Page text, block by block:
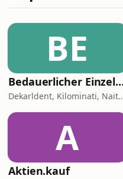
ambulantem
im deutschen
nicht nur für
BE
Dekarldent, Kilominati,
A
Aktien.kauf